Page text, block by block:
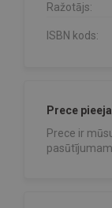
Ražotājs:
ISBN kods:
Prece
Prece ir
pasūtījumam.